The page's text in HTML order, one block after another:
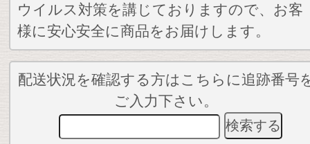
ウイルス対策を講じておりますので、お客
様に安心安全に商品をお届けします。
配送状況を確認する方はこちらに追跡番号
ご入力下さい。